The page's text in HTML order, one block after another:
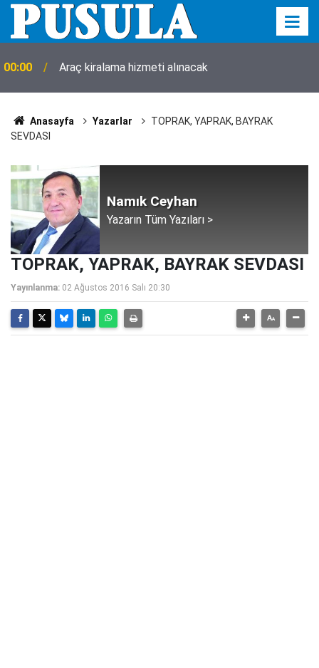
00:00 Araç kiralama hizmeti alınacak
Anasayfa Yazarlar
TOPRAK, YAPRAK, BAYRAK
SEVDASI
Namık Ceyhan
Yazarın Tüm Yazıları >
TOPRAK, YAPRAK, BAYRAK SEVDASI
Yayınlanma: 02 Ağustos 2016 Salı 20:30